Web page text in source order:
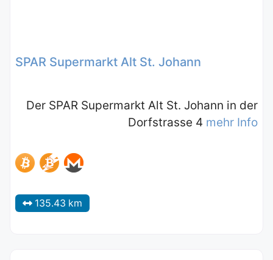
SPAR Supermarkt Alt St. Johann
Der SPAR Supermarkt Alt St. Johann in der
Dorfstrasse 4 mehr Info
135.43 km